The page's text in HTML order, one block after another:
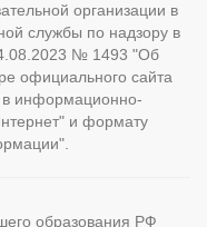
организации в
службы по надзору в
№ 1493 "Об
официального сайта
в информационно-
и формату
образования РФ